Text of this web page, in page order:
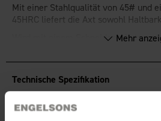
Mit einer Stahlqualität von 45# und
45HRC liefert die Axt sowohl
Wird mit einem Schneidenschutz
Mehr
Technische Spezifikation